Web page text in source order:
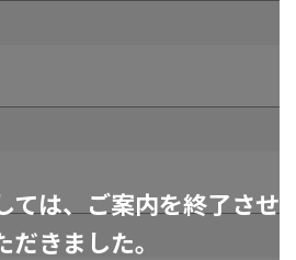
ては、ご案内を終了させ
だきました。